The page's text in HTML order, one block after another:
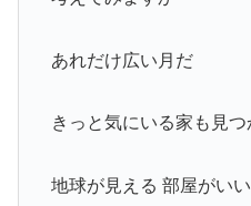
あれだけ広い月だ
きっと気にいる家も見つ
地球が見える 部屋がいい